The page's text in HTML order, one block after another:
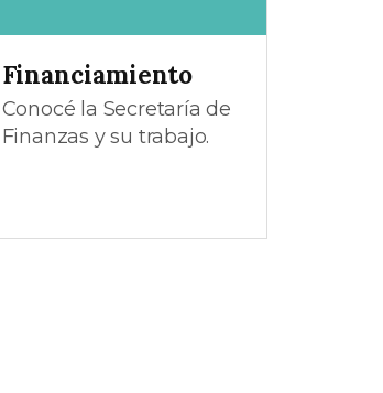
Financiamiento
Conocé la Secretaría de
Finanzas y su trabajo.